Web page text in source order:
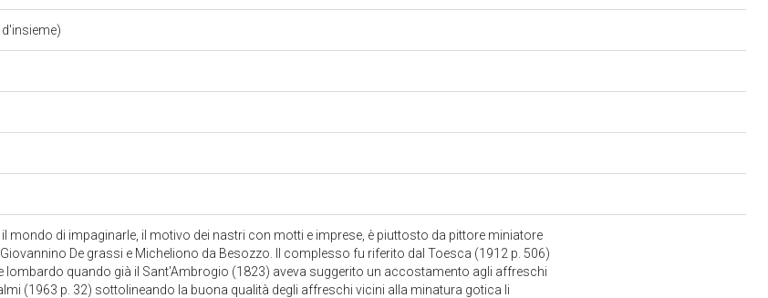
il mondo di impaginarle, il motivo dei nastri con motti e imprese, è piuttosto da pittore miniatore
De grassi e Micheliono da Besozzo. Il complesso fu riferito dal Toesca (1912 p. 506)
lombardo quando già il Sant'Ambrogio (1823) aveva suggerito un accostamento agli affreschi
(1963 p. 32) sottolineando la buona qualità degli affreschi vicini alla minatura gotica li